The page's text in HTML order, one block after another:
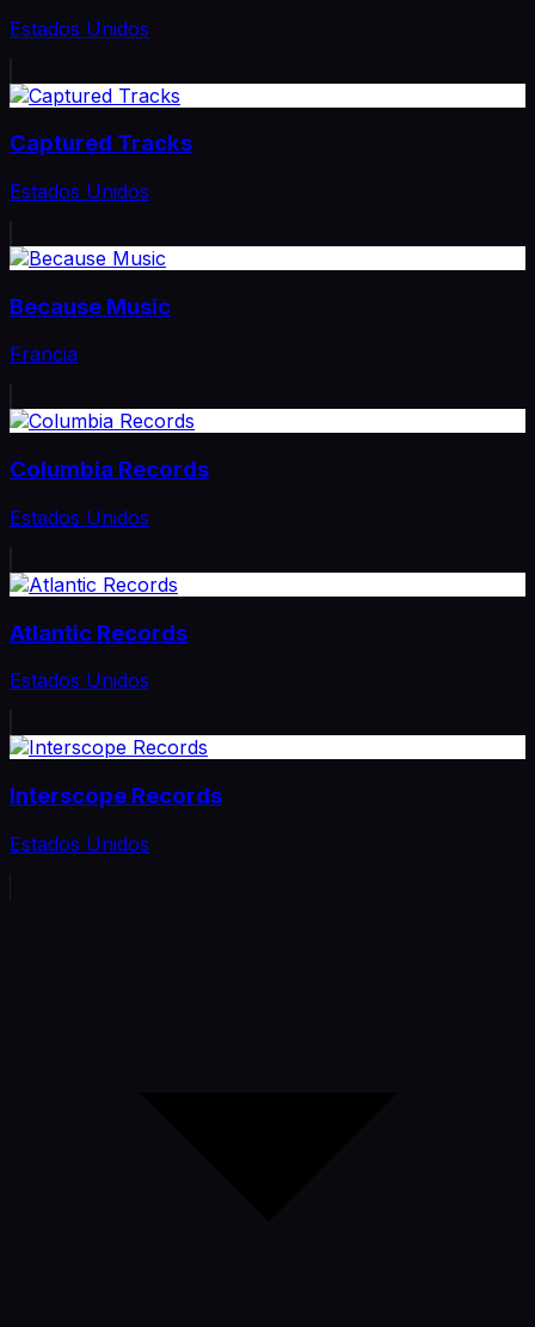
Estados Unidos
Captured Tracks
Estados Unidos
Because Music
Francia
Columbia Records
Estados Unidos
Atlantic Records
Estados Unidos
Interscope Records
Estados Unidos